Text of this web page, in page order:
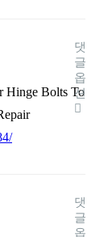
Hinge Bolts To
댓
글
옵
션
댓
글
옵